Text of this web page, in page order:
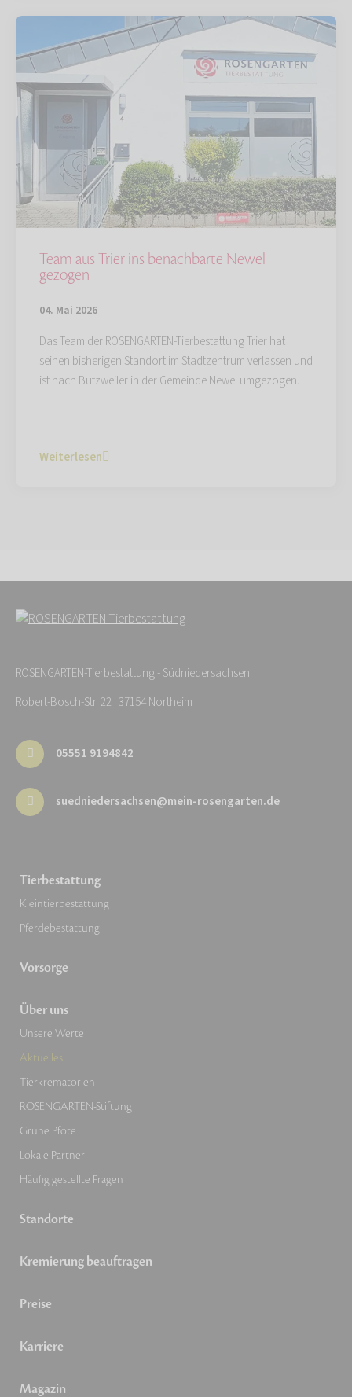
Team aus Trier ins benachbarte Newel
gezogen
04. Mai 2026
Das Team der ROSENGARTEN-Tierbestattung Trier hat
seinen bisherigen Standort im Stadtzentrum verlassen und
ist nach Butzweiler in der Gemeinde Newel umgezogen.
Weiterlesen
ROSENGARTEN-Tierbestattung - Südniedersachsen
Robert-Bosch-Str. 22 · 37154 Northeim
05551 9194842
suedniedersachsen@mein-rosengarten.de
Tierbestattung
Kleintierbestattung
Pferdebestattung
Vorsorge
Über uns
Unsere Werte
Aktuelles
Tierkrematorien
ROSENGARTEN-Stiftung
Grüne Pfote
Lokale Partner
Häufig gestellte Fragen
Standorte
Kremierung beauftragen
Preise
Karriere
Magazin